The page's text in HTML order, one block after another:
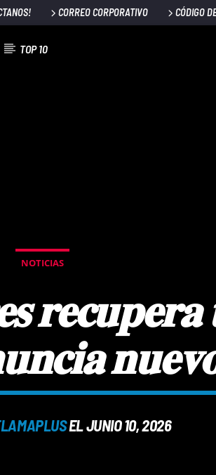
CORREO CORPORATIVO CÓDIGO
TOP 10
NOTICIAS
𝐫𝐞𝐜𝐮𝐩𝐞𝐫𝐚
EL JUNIO 10, 2026